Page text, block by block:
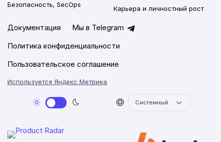
Безопасность, SecOps
Карьера и личностный рост
Документация
Мы в Telegram
Политика конфиденциальности
Пользовательское соглашение
Используется Яндекс Метрика